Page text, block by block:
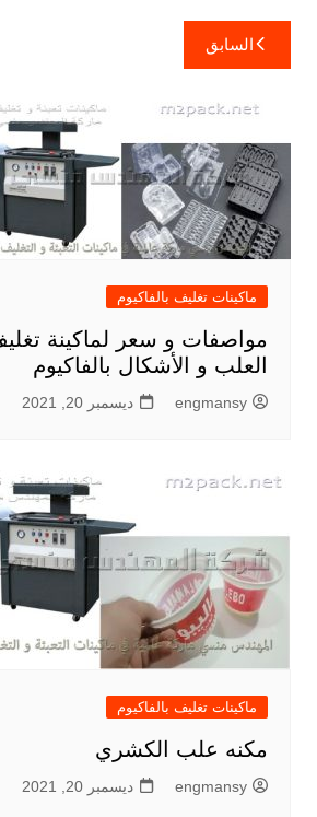
تصفّح
المقالات
السابق
ماكينات تغليف بالفاكيوم
مواصفات و سعر لماكينة
العلب و الأشكال بالفاكيوم
engmansy ديسمبر 20, 2021
ماكينات تغليف بالفاكيوم
مكنه علب الكشري
engmansy ديسمبر 20, 2021